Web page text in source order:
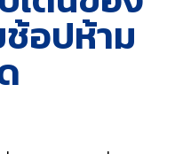
อปห้าม